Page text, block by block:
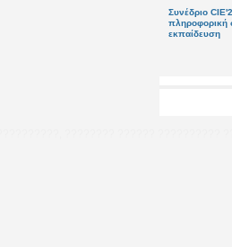
Συνέδριο
πληροφορική
εκπαίδευση